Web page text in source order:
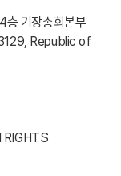
기장총회본부
Republic of
RIGHTS